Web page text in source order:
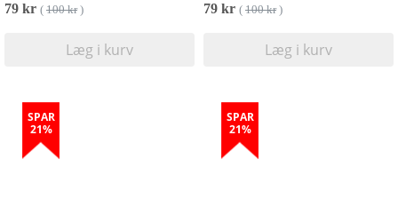
79 kr ( 100 kr)
Læg i kurv
79 kr ( 100 kr)
Læg i kurv
SPAR
21%
SPAR
21%